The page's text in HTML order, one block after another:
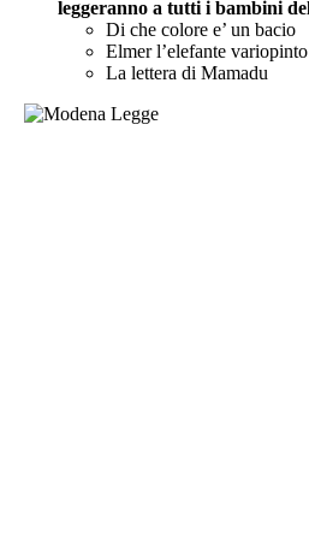
leggeranno a tutti i bambini
Di che colore e’ un bacio
Elmer l’elefante variopinto
La lettera di Mamadu